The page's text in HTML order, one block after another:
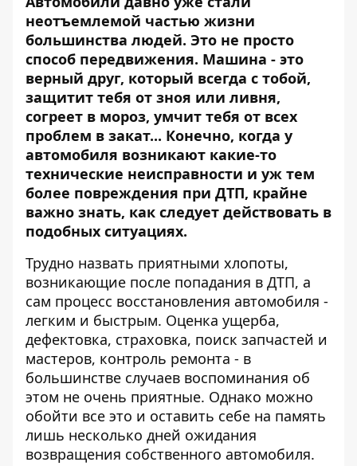
неотъемлемой частью жизни
большинства людей. Это не просто
способ передвижения. Машина - это
верный друг, который всегда с тобой,
защитит тебя от зноя или ливня,
согреет в мороз, умчит тебя от всех
проблем в закат... Конечно, когда у
автомобиля возникают какие-то
технические неисправности и уж тем
более повреждения при ДТП, крайне
важно знать, как следует действовать в
подобных ситуациях.
Трудно назвать приятными хлопоты,
возникающие после попадания в ДТП, а
сам процесс восстановления автомобиля -
легким и быстрым. Оценка ущерба,
дефектовка, страховка, поиск запчастей и
мастеров, контроль ремонта - в
большинстве случаев воспоминания об
этом не очень приятные. Однако можно
обойти все это и оставить себе на память
лишь несколько дней ожидания
возвращения собственного автомобиля.